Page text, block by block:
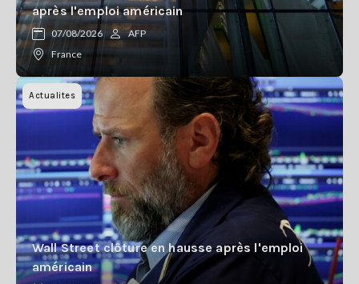
après l'emploi américain
07/08/2026
AFP
France
Actualites
Wall Street clôture en hausse après l'emploi
américain